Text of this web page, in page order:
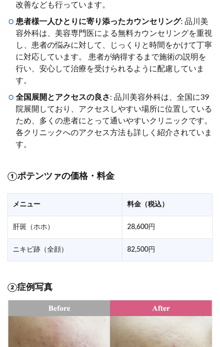
改善なども行っています。
患者様一人ひとりに寄り添ったカウンセリング: 品川美
容外科は、美容専門医による無料カウンセリングを重視
し、患者の悩みに対して、じっくりと時間をかけて丁寧
に対応しています。 患者が納得するまで施術の説明を
行い、安心して治療を受けられるように配慮していま
す。
全国展開とアクセスの良さ: 品川美容外科は、全国に39
院展開しており、アクセスしやすい場所に位置している
ため、多くの患者にとって通いやすいクリニックです。
各クリニックへのアクセス方法も詳しく紹介されていま
す。
①ポテンツァの価格・料金
メニュー 料金（税込）
肝斑（ホホ） 28,600円
ニキビ跡（全顔） 82,500円
②症例写真